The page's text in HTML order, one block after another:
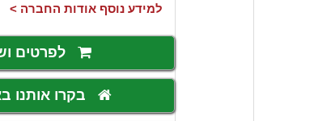
למידע נוסף אודות החברה >
לפרטים
בקרו אותנו